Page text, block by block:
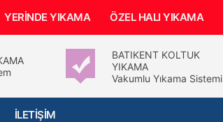
YERİNDE YIKAMA ÖZEL HALI YIKAMA
BATIKENT KOLTUK
YIKAMA
Vakumlu Yıkama Sistemi
İLETİŞİM